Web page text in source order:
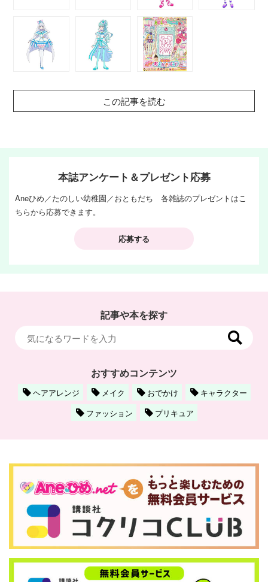
この記事を読む
本誌アンケート＆プレゼント応募
Aneひめ／たのしい幼稚園／おともだち 各雑誌のプレゼントはこ
ちらから応募できます。
応募する
記事や本を探す
おすすめコンテンツ
ヘアアレンジ メイク おでかけ
キャラクター
ファッション
プリキュア